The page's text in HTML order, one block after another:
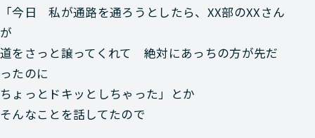
「今日 私が通路を通ろうとしたら、XX部のXXさん
が
道をさっと譲ってくれて 絶対にあっちの方が先だ
ったのに
ちょっとドキッとしちゃった」とか
そんなことを話してたので